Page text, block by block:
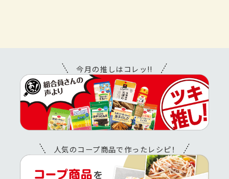
人気のコープ商品で作ったレシピ！
今月の推しはコレッ!!